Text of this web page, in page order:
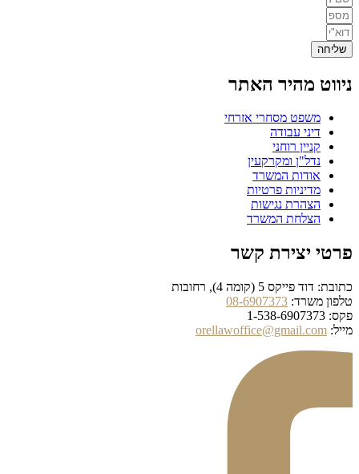
שליחה
ניווט מהיר האתר
משפט מסחרי אזרחי
דיני עבודה
קניין רוחני
נדל"ן ומקרקעין
אודות המשרד
מדיניות פרטיות
הצהרת נגישות
הצלחת המשרד
פרטי יצירת קשר
כתובת: דוד פייקס 5 (קומה 4), רחובות
טלפון משרד: 08-6907373
פקס: 1-538-6907373
מייל: orellawoffice@gmail.com